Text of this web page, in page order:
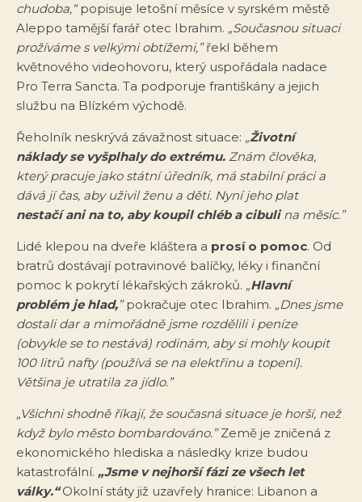
chudoba,“popisuje letošní měsíce v syrském městě
Aleppo tamější farář otec Ibrahim. „Současnou situaci
prožíváme s velkými obtížemi,”řekl během
květnového videohovoru, který uspořádala nadace
Pro Terra Sancta. Ta podporuje františkány a jejich
službu na Blízkém východě.
Řeholník neskrývá závažnost situace: „Životní
náklady se vyšplhaly do extrému. Znám člověka,
který pracuje jako státní úředník, má stabilní práci a
dává jí čas, aby uživil ženu a děti. Nyní jeho plat
nestačí ani na to, aby koupil chléb a cibulina měsíc.”
Lidé klepou na dveře kláštera a prosí o pomoc. Od
bratrů dostávají potravinové balíčky, léky i finanční
pomoc k pokrytí lékařských zákroků. „Hlavní
problém je hlad,”pokračuje otec Ibrahim. „Dnes jsme
dostali dar a mimořádně jsme rozdělili i peníze
(obvykle se to nestává) rodinám, aby si mohly koupit
100 litrů nafty (používá se na elektřinu a topení).
Většina je utratila za jídlo.”
„Všichni shodně říkají, že současná situace je horší, než
když bylo město bombardováno.”Země je zničená z
ekonomického hlediska a následky krize budou
katastrofální. „Jsme v nejhorší fázi ze všech let
války.“Okolní státy již uzavřely hranice: Libanon a